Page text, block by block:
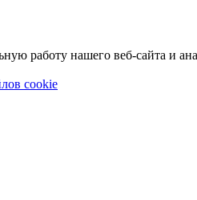
работу нашего веб-сайта и
cookie